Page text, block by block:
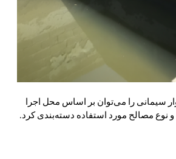
سیمانی را می‌توان بر اساس محل اجرا
نوع مصالح مورد استفاده دسته‌بندی کرد.